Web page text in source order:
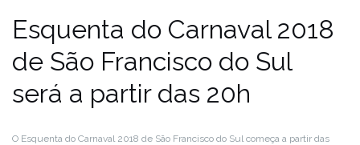
Esquenta do Carnaval 2018
de São Francisco do Sul
será a partir das 20h
O Esquenta do Carnaval 2018 de São Francisco do Sul começa a partir das